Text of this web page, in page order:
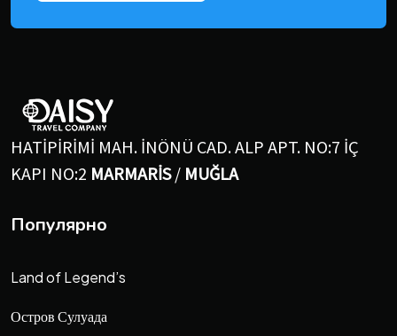
HATİPİRİMİ MAH. İNÖNÜ CAD. ALP APT. NO:7 İÇ
KAPI NO:2 MARMARİS/ MUĞLA
Популярно
Land of Legend’s
Остров Сулуада